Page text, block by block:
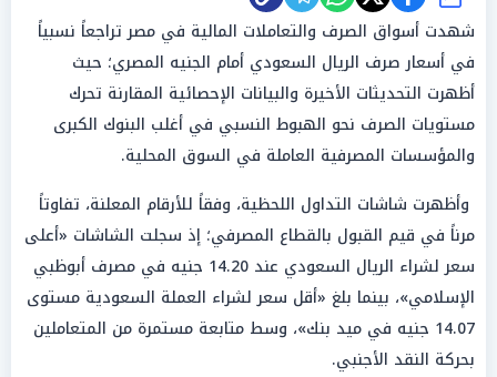
شهدت أسواق الصرف والتعاملات المالية في مصر تراجعاً نسبياً
في أسعار صرف الريال السعودي أمام الجنيه المصري؛ حيث
أظهرت التحديثات الأخيرة والبيانات الإحصائية المقارنة تحرك
مستويات الصرف نحو الهبوط النسبي في أغلب البنوك الكبرى
والمؤسسات المصرفية العاملة في السوق المحلية.
وأظهرت شاشات التداول اللحظية، وفقاً للأرقام المعلنة، تفاوتاً
مرناً في قيم القبول بالقطاع المصرفي؛ إذ سجلت الشاشات «أعلى
سعر لشراء الريال السعودي عند 14.20 جنيه في مصرف أبوظبي
الإسلامي»، بينما بلغ «أقل سعر لشراء العملة السعودية مستوى
14.07 جنيه في ميد بنك»، وسط متابعة مستمرة من المتعاملين
بحركة النقد الأجنبي.